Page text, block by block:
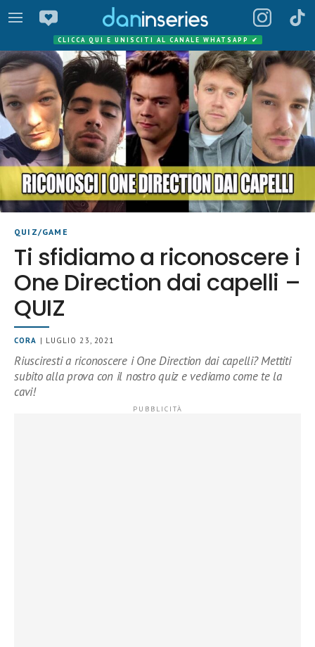
CLICCA QUI E UNISCITI AL CANALE WHATSAPP ✔
QUIZ/GAME
Ti sfidiamo a riconoscere i
One Direction dai capelli –
QUIZ
CORA | LUGLIO 23, 2021
Riusciresti a riconoscere i One Direction dai capelli? Mettiti
subito alla prova con il nostro quiz e vediamo come te la
cavi!